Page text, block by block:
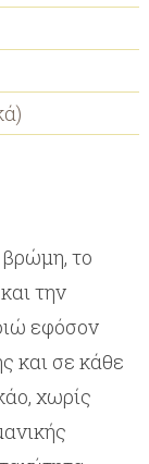
το
την
εφόσον
και σε κάθε
χωρίς